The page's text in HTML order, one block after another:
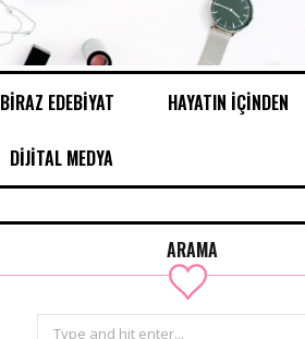
BİRAZ EDEBİYAT HAYATIN İÇİNDEN
DİJİTAL MEDYA
ARAMA
Search